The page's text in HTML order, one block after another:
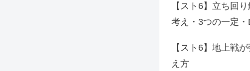
【スト6】立ち回
考え・3つの一定
【スト6】地上戦
え方